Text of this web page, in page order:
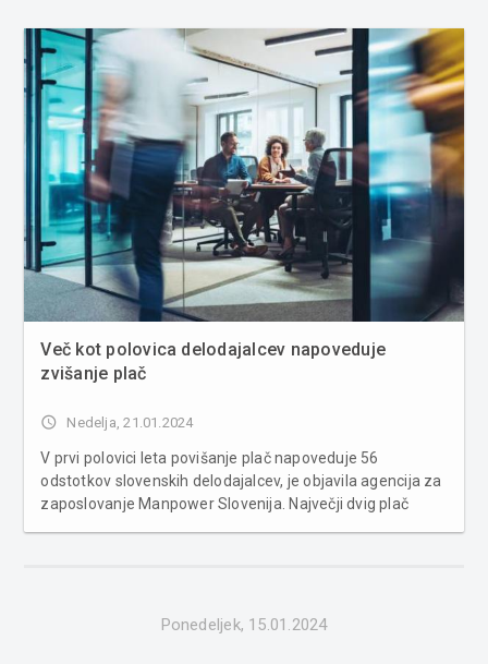
Več kot polovica delodajalcev napoveduje
zvišanje plač
access_time Nedelja, 21.01.2024
V prvi polovici leta povišanje plač napoveduje 56
odstotkov slovenskih delodajalcev, je objavila agencija za
zaposlovanje Manpower Slovenija. Največji dvig plač
Ponedeljek, 15.01.2024